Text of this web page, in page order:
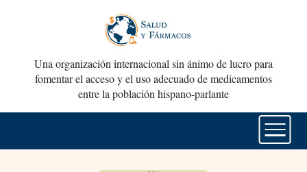
Una organización internacional sin ánimo de lucro para
fomentar el acceso y el uso adecuado de medicamentos
entre la población hispano-parlante